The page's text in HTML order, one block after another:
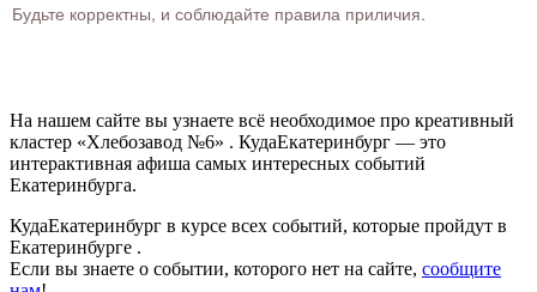
Будьте корректны, и соблюдайте правила приличия.
На нашем сайте вы узнаете всё необходимое про креативный
кластер «Хлебозавод №6» . КудаЕкатеринбург — это
интерактивная афиша самых интересных событий
Екатеринбурга.
КудаЕкатеринбург в курсе всех событий, которые пройдут в
Екатеринбурге .
Если вы знаете о событии, которого нет на сайте, сообщите